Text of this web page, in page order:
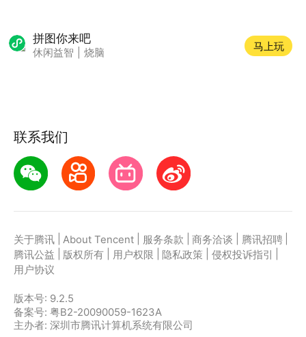
拼图你来吧
休闲益智 烧脑
马上玩
联系我们
关于腾讯 About Tencent 服务条款 商务洽谈 腾讯招聘
腾讯公益
版权所有 用户权限 隐私政策 侵权投诉指引
用户协议
版本号: 9.2.5
备案号: 粤B2-20090059-1623A
主办者: 深圳市腾讯计算机系统有限公司